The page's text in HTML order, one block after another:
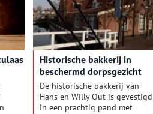
Historische bakkerij in
beschermd dorpsgezicht
Ouderkerk
De historische bakkerij van
Hans en Willy Out is gevestigd
in een prachtig pand met